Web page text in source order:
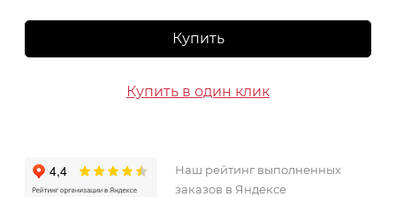
Купить
Купить в один клик
Наш рейтинг выполненных
заказов в Яндексе